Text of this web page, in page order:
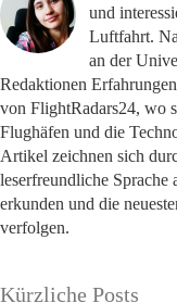
und
Luftfahrt.
an der
Redaktionen
von FlightRadars24, wo
Flughäfen und die
Artikel zeichnen sich
leserfreundliche Sprache
erkunden und die
verfolgen.
Kürzliche Posts